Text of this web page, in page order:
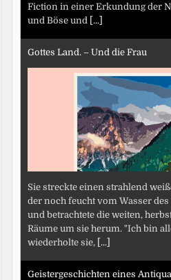
Fiction in einer Erkundung der
und Böse und [...]
Gottes Land. – Und die Frau
Sie streckte einen strahlend
der noch feucht vom Wasser des
und betrachtete die weiten,
Räume um sie herum. "Ich bin
wiederholte sie, [...]
Geistergeschichten eines